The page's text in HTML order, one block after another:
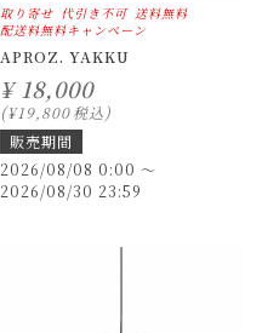
取り寄せ 代引き不可 送料無料
配送料無料キャンペーン
APROZ. YAKKU
¥ 18,000
¥19,800税込
販売期間
2026/08/08 0:00 〜
2026/08/30 23:59